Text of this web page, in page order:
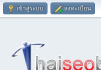
เข้าสู่ระบบ ลงทะเบียน